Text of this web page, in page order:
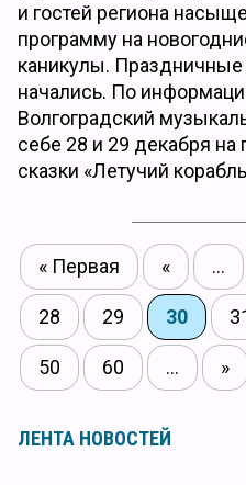
и гостей региона
программу на
каникулы.
начались. По
Волгоградский
себе 28 и 29 декабря
сказки «Летучий
« Первая « ...
28 29 30
50 60 ... »
ЛЕНТА НОВОСТЕЙ